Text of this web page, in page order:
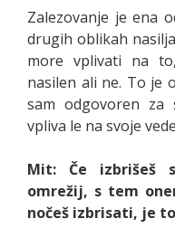
Zalezovanje je ena
drugih oblikah
more vplivati na
nasilen ali ne. To je
sam odgovoren za
vpliva le na svoje
Mit: Če izbrišeš
omrežij, s tem
nočeš izbrisati, je